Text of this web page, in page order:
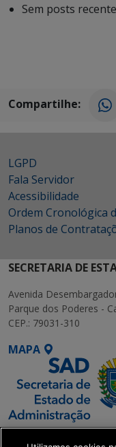
Sem posts
Compartilhe:
LGPD
Fala Servidor
Acessibilidade
Ordem Cronológica
Planos de
SECRETARIA DE
Avenida
Parque dos Poderes -
CEP.: 79031-310
MAPA